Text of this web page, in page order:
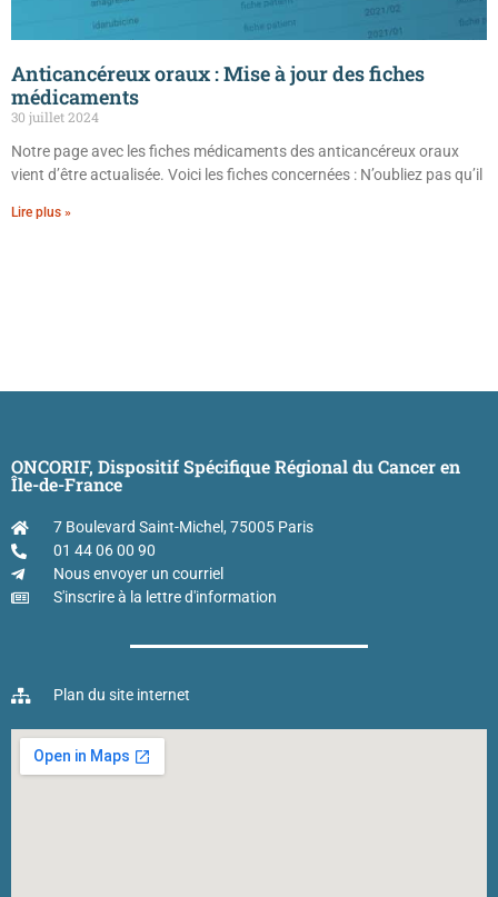
Anticancéreux oraux : Mise à jour des fiches
médicaments
30 juillet 2024
Notre page avec les fiches médicaments des anticancéreux oraux
vient d’être actualisée. Voici les fiches concernées : N’oubliez pas qu’il
Lire plus »
ONCORIF, Dispositif Spécifique Régional du Cancer en
Île-de-France
7 Boulevard Saint-Michel, 75005 Paris
01 44 06 00 90
Nous envoyer un courriel
S'inscrire à la lettre d'information
Plan du site internet